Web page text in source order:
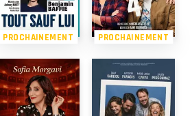
PROCHAINEMENT PROCHAINEMENT